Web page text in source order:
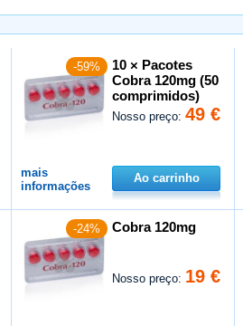
-59%
10 × Pacotes
Cobra 120mg (50
comprimidos)
Nosso preço:49 €
mais
informações
Ao carrinho
-24% Cobra 120mg
Nosso preço: 19 €